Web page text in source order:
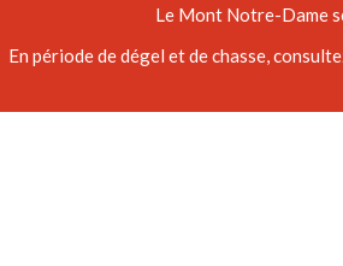
Le Mont Notre-Dame
En période de dégel et de chasse,